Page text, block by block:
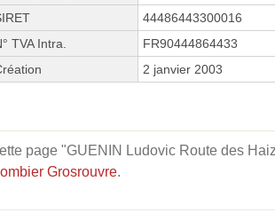
44486443300016
TVA Intra.
FR90444864433
2 janvier 2003
page "GUENIN Ludovic Route des
Grosrouvre.